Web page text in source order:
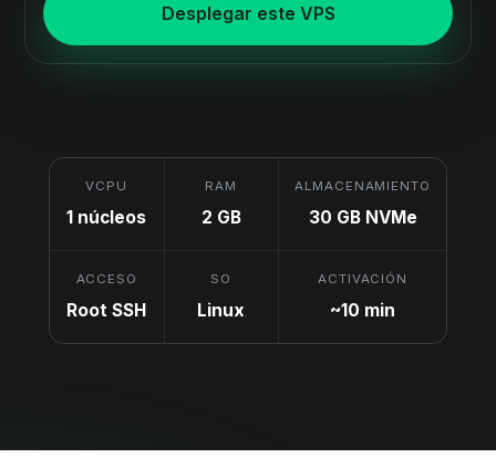
Desplegar este VPS
VCPU
1 núcleos
RAM
2 GB
ALMACENAMIENTO
30 GB NVMe
ACCESO
Root SSH
SO
Linux
ACTIVACIÓN
~10 min